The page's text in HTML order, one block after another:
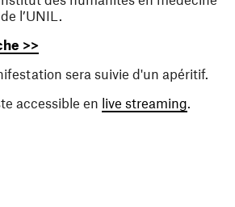
l’UNIL.
>>(ouvre une nouvelle fenêtre)
sera suivie d'un apéritif.
accessible en live streaming.